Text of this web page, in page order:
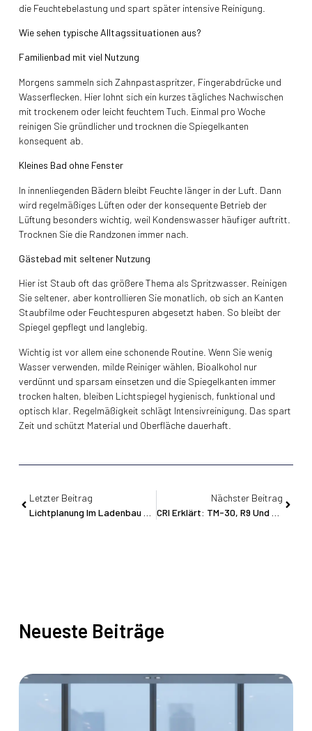
die Feuchtebelastung und spart später intensive Reinigung.
Wie sehen typische Alltagssituationen aus?
Familienbad mit viel Nutzung
Morgens sammeln sich Zahnpastaspritzer, Fingerabdrücke und
Wasserflecken. Hier lohnt sich ein kurzes tägliches Nachwischen
mit trockenem oder leicht feuchtem Tuch. Einmal pro Woche
reinigen Sie gründlicher und trocknen die Spiegelkanten
konsequent ab.
Kleines Bad ohne Fenster
In innenliegenden Bädern bleibt Feuchte länger in der Luft. Dann
wird regelmäßiges Lüften oder der konsequente Betrieb der
Lüftung besonders wichtig, weil Kondenswasser häufiger auftritt.
Trocknen Sie die Randzonen immer nach.
Gästebad mit seltener Nutzung
Hier ist Staub oft das größere Thema als Spritzwasser. Reinigen
Sie seltener, aber kontrollieren Sie monatlich, ob sich an Kanten
Staubfilme oder Feuchtespuren abgesetzt haben. So bleibt der
Spiegel gepflegt und langlebig.
Wichtig ist vor allem eine schonende Routine. Wenn Sie wenig
Wasser verwenden, milde Reiniger wählen, Bioalkohol nur
verdünnt und sparsam einsetzen und die Spiegelkanten immer
trocken halten, bleiben Lichtspiegel hygienisch, funktional und
optisch klar. Regelmäßigkeit schlägt Intensivreinigung. Das spart
Zeit und schützt Material und Oberfläche dauerhaft.
Letzter Beitrag
Nächster Beitrag
Neueste Beiträge